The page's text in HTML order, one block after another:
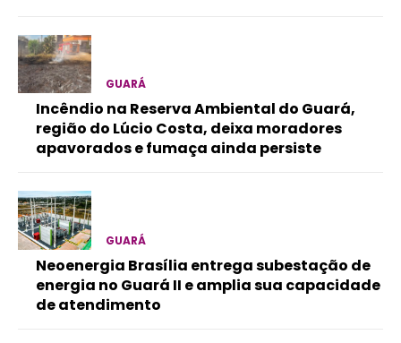
GUARÁ
Incêndio na Reserva Ambiental do Guará,
região do Lúcio Costa, deixa moradores
apavorados e fumaça ainda persiste
GUARÁ
Neoenergia Brasília entrega subestação de
energia no Guará II e amplia sua capacidade
de atendimento